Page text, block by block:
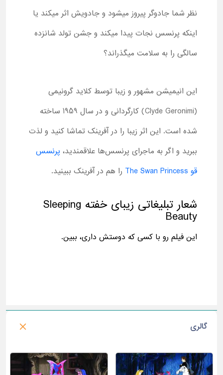
نظر شما جادوگر پیروز می­شود و جادویش اثر می­کند یا
اینکه پرنسس نجات پیدا می­کند و جشن تولد شانزده
سالگی را به سلامت می­گذراند؟
این انیمیشن مشهور و زیبا توسط کلاید گرونیمی
(
Clyde Geronimi
) کارگردانی و در سال 1959 ساخته
شده است. این اثر زیبا را در آفرینک تماشا کنید و لذت
ببرید و اگر به ماجرای پرنسس‌ها علاقمندید، پرنسس
قو The Swan Princess را هم در آفرینک ببینید.
شعار تبلیغاتی زیبای خفته Sleeping
Beauty
این فیلم رو با کسی که دوستش داری، ببین.
گالری